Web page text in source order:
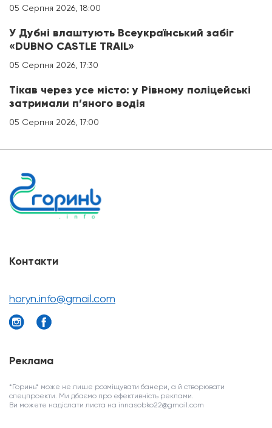
05 Серпня 2026, 18:00
У Дубні влаштують Всеукраїнський забіг
«DUBNO CASTLE TRAIL»
05 Серпня 2026, 17:30
Тікав через усе місто: у Рівному поліцейські
затримали п’яного водія
05 Серпня 2026, 17:00
Контакти
horyn.info@gmail.com
Реклама
*Горинь* може не лише розміщувати банери, а й створювати
спецпроекти. Ми дбаємо про ефективність реклами.
Ви можете надіслати листа на innasobko22@gmail.com